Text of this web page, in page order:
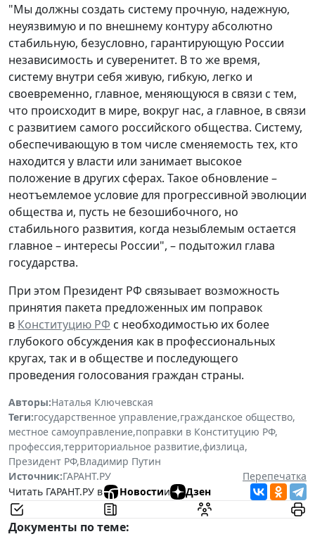
"Мы должны создать систему прочную, надежную,
неуязвимую и по внешнему контуру абсолютно
стабильную, безусловно, гарантирующую России
независимость и суверенитет. В то же время,
систему внутри себя живую, гибкую, легко и
своевременно, главное, меняющуюся в связи с тем,
что происходит в мире, вокруг нас, а главное, в связи
с развитием самого российского общества. Систему,
обеспечивающую в том числе сменяемость тех, кто
находится у власти или занимает высокое
положение в других сферах. Такое обновление –
неотъемлемое условие для прогрессивной эволюции
общества и, пусть не безошибочного, но
стабильного развития, когда незыблемым остается
главное – интересы России", – подытожил глава
государства.
При этом Президент РФ связывает возможность
принятия пакета предложенных им поправок
в Конституцию РФ с необходимостью их более
глубокого обсуждения как в профессиональных
кругах, так и в обществе и последующего
проведения голосования граждан страны.
Авторы:Наталья Ключевская
Теги:государственное управление,гражданское общество,
местное самоуправление,поправки в Конституцию РФ,
профессия,территориальное развитие,физлица,
Президент РФ,Владимир Путин
Источник:ГАРАНТ.РУ
Перепечатка
Читать ГАРАНТ.РУ в
Новостии Дзен
Документы по теме: